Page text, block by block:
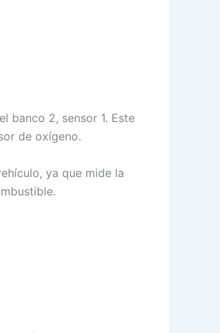
banco 2, sensor 1. Este
de oxígeno.
ya que mide la